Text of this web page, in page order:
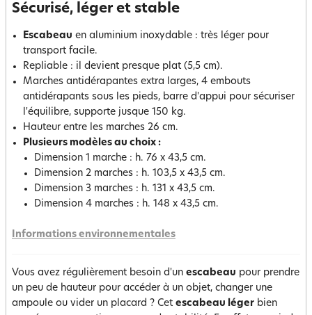
Sécurisé, léger et stable
Escabeau en aluminium inoxydable : très léger pour
transport facile.
Repliable : il devient presque plat (5,5 cm).
Marches antidérapantes extra larges, 4 embouts
antidérapants sous les pieds, barre d'appui pour sécuriser
l'équilibre, supporte jusque 150 kg.
Hauteur entre les marches 26 cm.
Plusieurs modèles au choix :
Dimension 1 marche : h. 76 x 43,5 cm.
Dimension 2 marches : h. 103,5 x 43,5 cm.
Dimension 3 marches : h. 131 x 43,5 cm.
Dimension 4 marches : h. 148 x 43,5 cm.
Informations environnementales
Vous avez régulièrement besoin d'un escabeau pour prendre
un peu de hauteur pour accéder à un objet, changer une
ampoule ou vider un placard ? Cet escabeau léger bien